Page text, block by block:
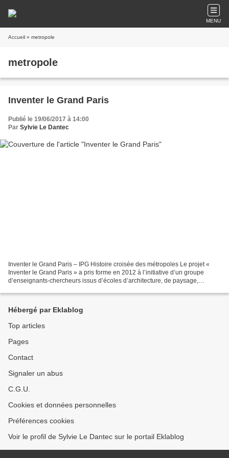
MENU
Accueil » metropole
metropole
Inventer le Grand Paris
Publié le 19/06/2017 à 14:00
Par Sylvie Le Dantec
Inventer le Grand Paris – IPG Histoire croisée des métropoles Le projet «
Inventer le Grand Paris » a pris forme en 2012 à l’initiative d’un groupe
d’enseignants-chercheurs issus d’écoles d’architecture, de paysage,
Hébergé par Eklablog
Top articles
Pages
Contact
Signaler un abus
C.G.U.
Cookies et données personnelles
Préférences cookies
Voir le profil de Sylvie Le Dantec sur le portail Eklablog